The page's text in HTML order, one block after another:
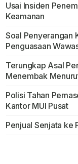
Usai Insiden
Keamanan
Soal Penyerangan
Penguasaan
Terungkap Asal
Menembak
Polisi Tahan
Kantor MUI Pusat
Penjual Senjata ke